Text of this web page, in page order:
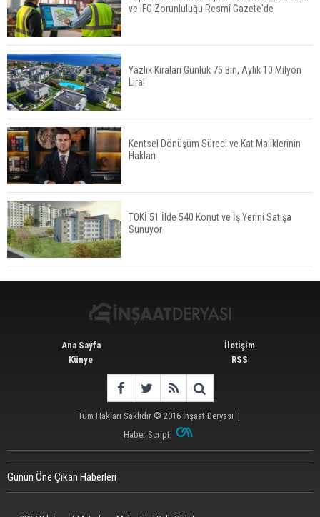
ABD'de İnşaat Harcamaları Geriledi
Tercih Döneminde Barınma Telaşı Başladı
Aileden Miras Kalan Ev Nasıl Satılır?
İstanbul'da 15 Bin Kiralık Sosyal Konut Eylülde
Kiraya Verilecek
ve IFC Zorunluluğu Resmî Gazete'de
Yazlık Kiraları Günlük 75 Bin, Aylık 10 Milyon
Lira!
Kentsel Dönüşüm Süreci ve Kat Maliklerinin
Hakları
TOKİ 51 İlde 540 Konut ve İş Yerini Satışa
Sunuyor
Ana Sayfa
Künye
İletişim
RSS
Tüm Hakları Saklıdır © 2016 İnşaat Deryası |
Haber Scripti
Günün Öne Çıkan Haberleri